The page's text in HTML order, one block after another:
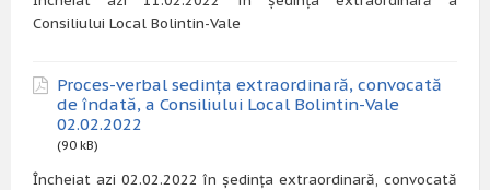
Consiliului Local Bolintin-Vale
Proces-verbal sedința extraordinară, convocată
de îndată, a Consiliului Local Bolintin-Vale
02.02.2022
(90 kB)
Încheiat azi 02.02.2022 în ședința extraordinară, convocată